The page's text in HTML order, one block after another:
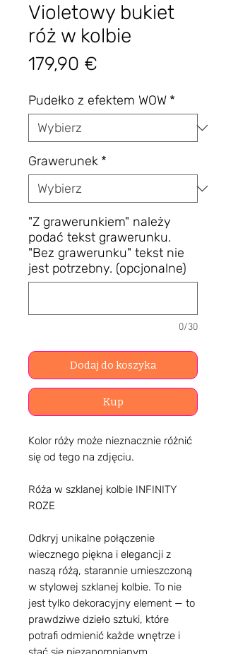
Violetowy bukiet
róż w kolbie
179,90 €
Pudełko z efektem WOW *
Grawerunek *
"Z grawerunkiem" należy
podać tekst grawerunku.
"Bez grawerunku" tekst nie
jest potrzebny. (opcjonalne)
0/30
Dodaj do koszyka
Kup
Kolor róży może nieznacznie różnić
się od tego na zdjęciu.
Róża w szklanej kolbie INFINITY
ROZE
Odkryj unikalne połączenie
wiecznego piękna i elegancji z
naszą różą, starannie umieszczoną
w stylowej szklanej kolbie. To nie
jest tylko dekoracyjny element — to
prawdziwe dzieło sztuki, które
potrafi odmienić każde wnętrze i